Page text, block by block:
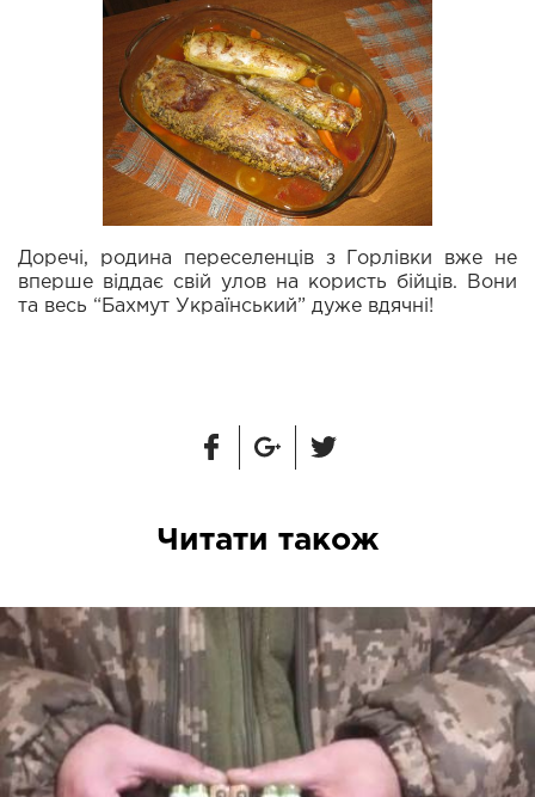
Доречі, родина переселенців з Горлівки вже не
вперше віддає свій улов на користь бійців. Вони
та весь “Бахмут Український” дуже вдячні!
Читати також